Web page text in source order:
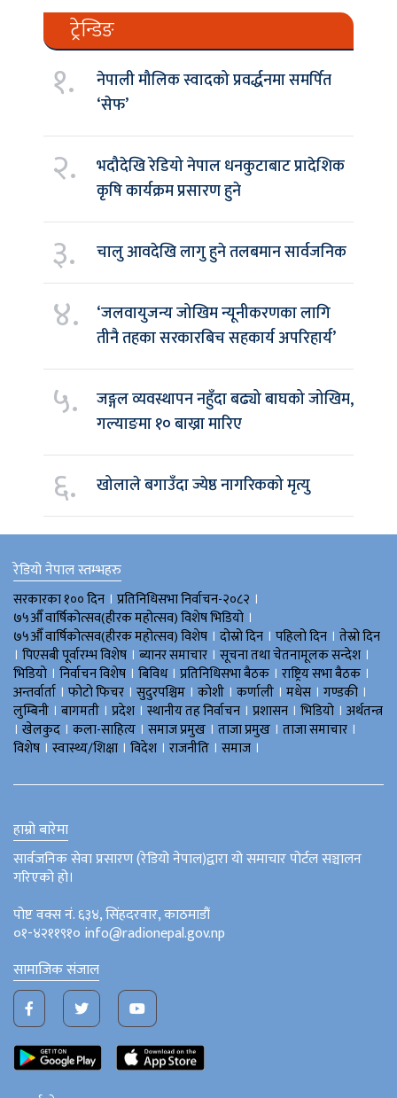
ट्रेन्डिङ
१.
नेपाली मौलिक स्वादको प्रवर्द्धनमा समर्पित
‘सेफ’
२.
भदौदेखि रेडियो नेपाल धनकुटाबाट प्रादेशिक
कृषि कार्यक्रम प्रसारण हुने
३. चालु आवदेखि लागु हुने तलबमान सार्वजनिक
४.
‘जलवायुजन्य जोखिम न्यूनीकरणका लागि
तीनै तहका सरकारबिच सहकार्य अपरिहार्य’
५.
जङ्गल व्यवस्थापन नहुँदा बढ्यो बाघको जोखिम,
गल्याङमा १० बाख्रा मारिए
६. खोलाले बगाउँदा ज्येष्ठ नागरिकको मृत्यु
रेडियो नेपाल स्तम्भहरु
सरकारका १०० दिन । प्रतिनिधिसभा निर्वाचन-२०८२ ।
७५औँ वार्षिकोत्सव(हीरक महोत्सव) विशेष भिडियाे ।
७५औँ वार्षिकोत्सव(हीरक महोत्सव) विशेष । दोस्रो दिन । पहिलो दिन । तेस्रो दिन
। पिएसबी पूर्वारम्भ विशेष । ब्यानर समाचार । सूचना तथा चेतनामूलक सन्देश ।
भिडियाे । निर्वाचन विशेष । बिविध। प्रतिनिधिसभा बैठक । राष्ट्रिय सभा बैठक ।
अन्तर्वार्ता । फोटो फिचर । सुदुरपश्चिम । काेशी । कर्णाली । मधेस । गण्डकी ।
लुम्बिनी । बागमती । प्रदेश । स्थानीय तह निर्वाचन । प्रशासन । भिडियो । अर्थतन्त्र
। खेलकुद । कला-साहित्य । समाज प्रमुख । ताजा प्रमुख । ताजा समाचार ।
विशेष । स्वास्थ्य/शिक्षा । विदेश । राजनीति । समाज ।
हाम्रो बारेमा
सार्वजनिक सेवा प्रसारण (रेडियो नेपाल)द्वारा यो समाचार पोर्टल सञ्चालन
गरिएको हो।
पोष्ट वक्स नं. ६३४, सिंहदरवार, काठमाडौं
०१-४२११९१० info@radionepal.gov.np
सामाजिक संजाल